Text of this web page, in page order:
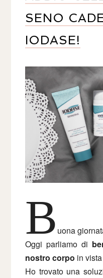
SENO
IODASE!
B uona
Oggi parliamo di
nostro corpo in
Ho trovato una